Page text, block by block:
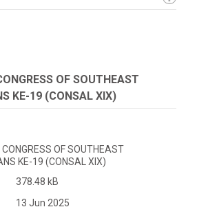
OF SOUTHEAST
KE-19 (CONSAL XIX)
OF SOUTHEAST
KE-19 (CONSAL XIX)
378.48 kB
13 Jun 2025